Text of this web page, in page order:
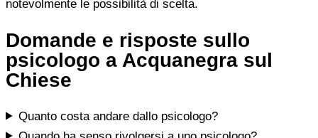
notevolmente le possibilità di scelta.
Domande e risposte sullo
psicologo a Acquanegra sul
Chiese
Quanto costa andare dallo psicologo?